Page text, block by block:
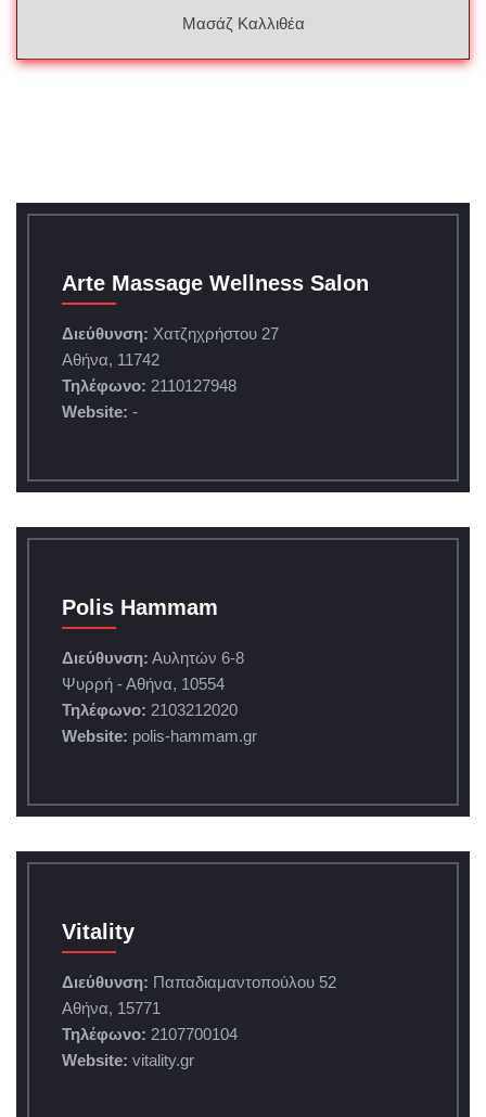
Μασάζ Καλλιθέα
Arte Massage Wellness Salon
Διεύθυνση: Χατζηχρήστου 27
Αθήνα, 11742
Τηλέφωνο: 2110127948
Website: -
Polis Hammam
Διεύθυνση: Αυλητών 6-8
Ψυρρή - Αθήνα, 10554
Τηλέφωνο: 2103212020
Website: polis-hammam.gr
Vitality
Διεύθυνση: Παπαδιαμαντοπούλου 52
Αθήνα, 15771
Τηλέφωνο: 2107700104
Website: vitality.gr